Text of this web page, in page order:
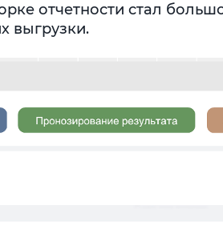
отчетности стал
выгрузки.